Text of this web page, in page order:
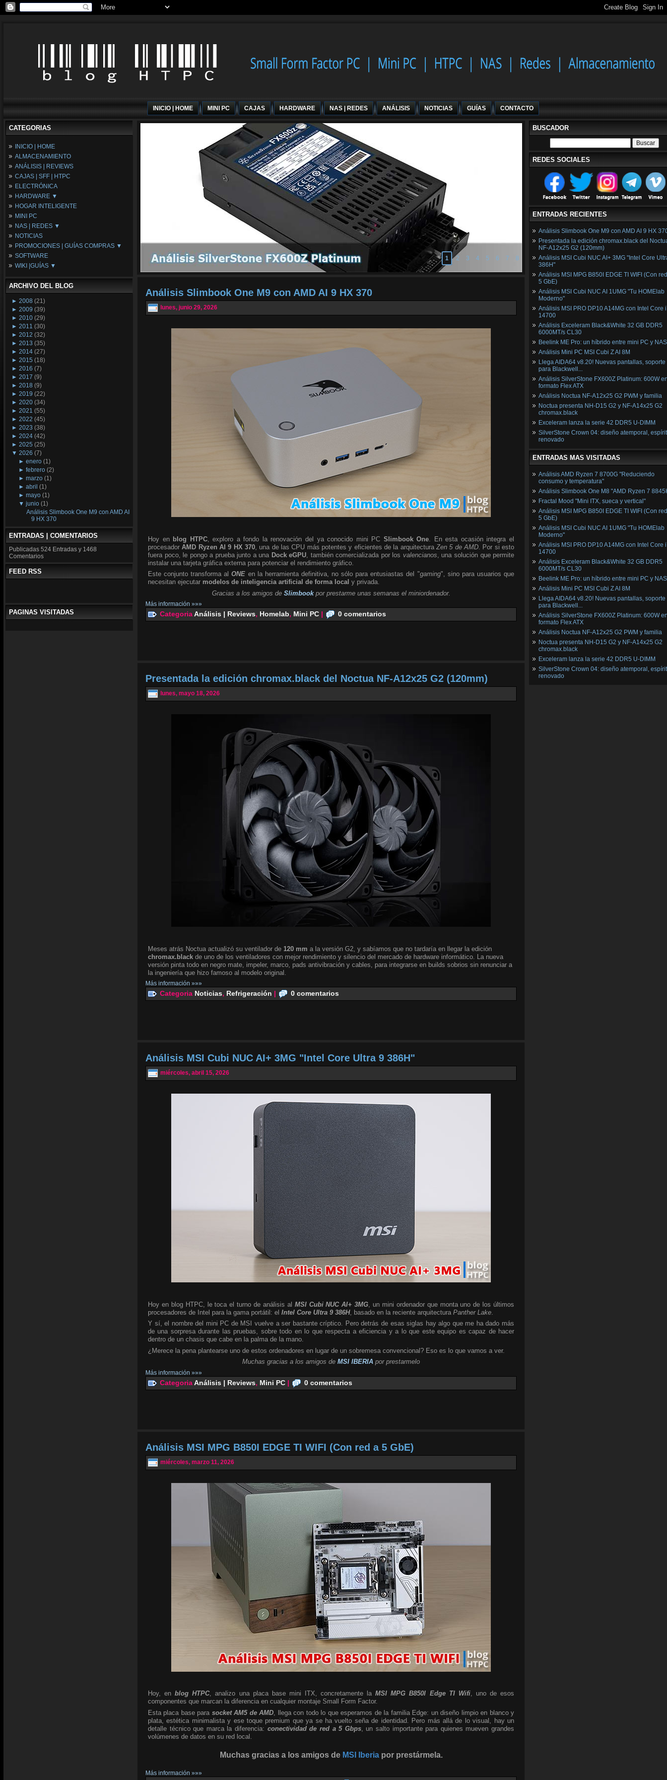
INICIO | HOME MINI PC CAJAS HARDWARE NAS | REDES ANÁLISIS NOTICIAS GUÍAS CONTACTO
CATEGORIAS
INICIO | HOME
ALMACENAMIENTO
ANÁLISIS | REVIEWS
CAJAS | SFF | HTPC
ELECTRÓNICA
HARDWARE ▼
Fuentes de Alimentación
Memória RAM
Placas Base
Procesadores
Periféricos
Refrigeración
Tarjetas Gráficas
HOGAR INTELIGENTE
MINI PC
NAS | REDES ▼
NAS
Espacio Synology
Redes
NOTICIAS
PROMOCIONES | GUÍAS COMPRAS ▼
Configuraciones Ordenadores
Guías de Compras
SOFTWARE
WIKI |GUÍAS ▼
Wikipedia
ARCHIVO DEL BLOG
► 2008 (21)
► 2009 (39)
► 2010 (29)
► 2011 (30)
► 2012 (32)
► 2013 (35)
► 2014 (27)
► 2015 (18)
► 2016 (7)
► 2017 (9)
► 2018 (9)
► 2019 (22)
► 2020 (34)
► 2021 (55)
► 2022 (45)
► 2023 (38)
► 2024 (42)
► 2025 (25)
▼ 2026 (7)
►enero (1)
►febrero (2)
►marzo (1)
►abril (1)
►mayo (1)
▼junio (1)
Análisis Slimbook One M9 con AMD AI
9 HX 370
ENTRADAS | COMENTARIOS
Publicadas 524 Entradas y 1468
Comentarios
FEED RSS
PAGINAS VISITADAS
1 2 3 4 5 6 7 8
Análisis Slimbook One M9 con AMD AI 9 HX 370
lunes, junio 29, 2026
Hoy en blog HTPC, exploro a fondo la renovación del ya conocido mini PC Slimbook One . En esta ocasión integra el
procesadorAMD Ryzen AI 9 HX 370 , una de las CPU más potentes y eficientes de la arquitecturaZen 5 de AMD . Por si esto
fuera poco, le pongo a prueba junto a una Dock eGPU , también comercializada por los valencianos , una solución que permite
instalar una tarjeta gráfica externa para potenciar el rendimiento gráfico.
Este conjunto transforma alONE en la herramienta definitiva, no sólo para entusiastas del "gaming", sino para usuarios que
necesitan ejecutar modelos de inteligencia artificial de forma local y privada.
Gracias a los amigos de Slimbook por prestarme unas semanas el miniordenador.
Más información »»»
CategoriaAnálisis | Reviews, Homelab, Mini PC | 0 comentarios
Presentada la edición chromax.black del Noctua NF‑A12x25 G2 (120mm)
lunes, mayo 18, 2026
Meses atrás Noctua actualizó su ventilador de 120 mm a la versión G2, y sabíamos que no tardaría en llegar la edición
chromax.black de uno de los ventiladores con mejor rendimiento y silencio del mercado de hardware informático. La nueva
versión pinta todo en negro mate, impeler, marco, pads antivibración y cables, para integrarse en builds sobrios sin renunciar a
la ingeniería que hizo famoso al modelo original.
Más información »»»
Categoria Noticias, Refrigeración | 0 comentarios
Análisis MSI Cubi NUC AI+ 3MG "Intel Core Ultra 9 386H"
miércoles, abril 15, 2026
Hoy en blog HTPC, le toca el turno de análisis al MSI Cubi NUC AI+ 3MG , un mini ordenador que monta uno de los últimos
procesadores de Intel para la gama portátil: el Intel Core Ultra 9 386H, basado en la reciente arquitectura Panther Lake
Y sí, el nombre del mini PC de MSI vuelve a ser bastante críptico. Pero detrás de esas siglas hay algo que me ha dado más
de una sorpresa durante las pruebas, sobre todo en lo que respecta a eficiencia y a lo que este equipo es capaz de hacer
dentro de un chasis que cabe en la palma de la mano.
¿Merece la pena plantearse uno de estos ordenadores en lugar de un sobremesa convencional? Eso es lo que vamos a ver.
Muchas gracias a los amigos de MSI IBERIA por prestarmelo
Más información »»»
CategoriaAnálisis | Reviews, Mini PC | 0 comentarios
Análisis MSI MPG B850I EDGE TI WIFI (Con red a 5 GbE)
miércoles, marzo 11, 2026
Hoy, enblog HTPC, analizo una placa base mini ITX, concretamente laMSI MPG B850I Edge TI Wifi, uno de esos
componentes que marcan la diferencia en cualquier montaje Small Form Factor.
Esta placa base para socket AM5 de AMD , llega con todo lo que esperamos de la familia Edge: un diseño limpio en blanco y
plata, estética minimalista y ese toque premium que ya se ha vuelto seña de identidad. Pero más allá de lo visual, hay un
detalle técnico que marca la diferencia: conectividad de red a 5 Gbps, un salto importante para quienes mueven grandes
volúmenes de datos en su red local.
Muchas gracias a los amigos de MSI Iberiapor prestármela.
Más información »»»
BUSCADOR
REDES SOCIALES
ENTRADAS RECIENTES
Análisis Slimbook One M9 con AMD AI 9 HX
Presentada la edición chromax.black del
NF‑A12x25 G2 (120mm)
Análisis MSI Cubi NUC AI+ 3MG "Intel Core
386H"
Análisis MSI MPG B850I EDGE TI WIFI (Con
5 GbE)
Análisis MSI Cubi NUC AI 1UMG "Tu HOMElab
Moderno"
Análisis MSI PRO DP10 A14MG con Intel Core
14700
Análisis Exceleram Black&White 32 GB DDR5
6000MT/s CL30
Beelink ME Pro: un híbrido entre mini PC y NAS
Análisis Mini PC MSI Cubi Z AI 8M
Llega AIDA64 v8.20! Nuevas pantallas, soporte
para Blackwell...
Análisis SilverStone FX600Z Platinum: 600W
formato Flex ATX
Análisis Noctua NF-A12x25 G2 PWM y familia
Noctua presenta NH-D15 G2 y NF-A14x25 G2
chromax.black
Exceleram lanza la serie 42 DDR5 U-DIMM
SilverStone Crown 04: diseño atemporal,
renovado
ENTRADAS MAS VISITADAS
Análisis AMD Ryzen 7 8700G "Reduciendo
consumo y temperatura"
Análisis Slimbook One M8 "AMD Ryzen 7
Fractal Mood "Mini ITX, sueca y vertical"
Análisis MSI MPG B850I EDGE TI WIFI (Con
5 GbE)
Análisis MSI Cubi NUC AI 1UMG "Tu HOMElab
Moderno"
Análisis MSI PRO DP10 A14MG con Intel Core
14700
Análisis Exceleram Black&White 32 GB DDR5
6000MT/s CL30
Beelink ME Pro: un híbrido entre mini PC y NAS
Análisis Mini PC MSI Cubi Z AI 8M
Llega AIDA64 v8.20! Nuevas pantallas, soporte
para Blackwell...
Análisis SilverStone FX600Z Platinum: 600W
formato Flex ATX
Análisis Noctua NF-A12x25 G2 PWM y familia
Noctua presenta NH-D15 G2 y NF-A14x25 G2
chromax.black
Exceleram lanza la serie 42 DDR5 U-DIMM
SilverStone Crown 04: diseño atemporal,
renovado